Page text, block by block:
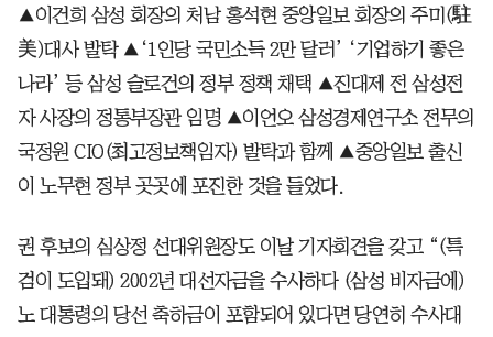
▲이건희 삼성 회장의 처남 홍석현 중앙일보 회장의 주미(駐
美)대사 발탁 ▲‘1인당 국민소득 2만 달러’ ‘기업하기 좋은
나라’ 등 삼성 슬로건의 정부 정책 채택 ▲진대제 전 삼성전
자 사장의 정통부장관 임명 ▲이언오 삼성경제연구소 전무의
국정원 CIO(최고정보책임자) 발탁과 함께 ▲중앙일보 출신
이 노무현 정부 곳곳에 포진한 것을 들었다.
권 후보의 심상정 선대위원장도 이날 기자회견을 갖고 “(특
검이 도입돼) 2002년 대선자금을 수사하다 (삼성 비자금에)
노 대통령의 당선 축하금이 포함되어 있다면 당연히 수사대